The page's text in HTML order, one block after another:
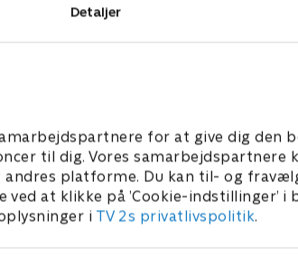
Detaljer
for at give dig den
til dig. Vores samarbejdspartnere
platforme. Du kan til- og
at klikke på ’Cookie-indstillinger’ i
i TV 2s privatlivspolitik.
stiller Andreas Helgstrand